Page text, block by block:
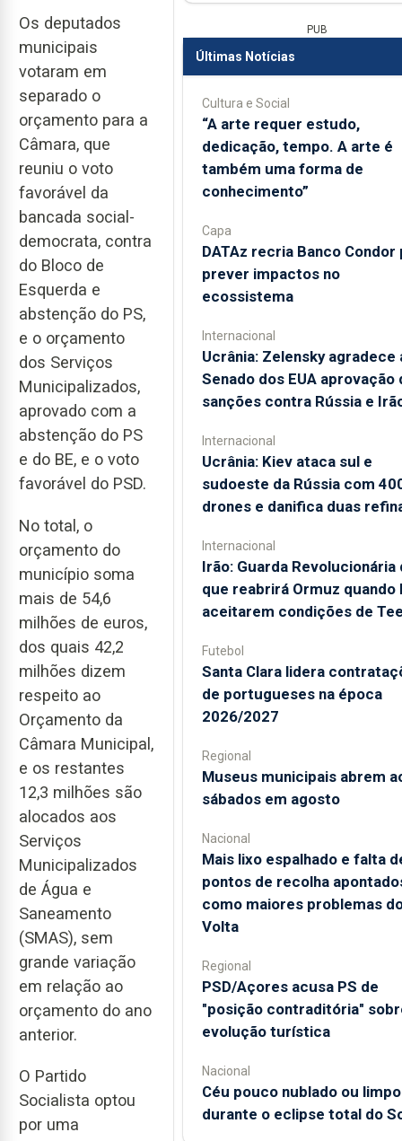
Os deputados
municipais
votaram em
separado o
orçamento para a
Câmara, que
reuniu o voto
favorável da
bancada social-
democrata, contra
do Bloco de
Esquerda e
abstenção do PS,
e o orçamento
dos Serviços
Municipalizados,
aprovado com a
abstenção do PS
e do BE, e o voto
favorável do PSD.
No total, o
orçamento do
município soma
mais de 54,6
milhões de euros,
dos quais 42,2
milhões dizem
respeito ao
Orçamento da
Câmara Municipal,
e os restantes
12,3 milhões são
alocados aos
Serviços
Municipalizados
de Água e
Saneamento
(SMAS), sem
grande variação
em relação ao
orçamento do ano
anterior.
O Partido
Socialista optou
por uma
PUB
Últimas Notícias
Cultura e Social
“A arte requer estudo,
dedicação, tempo. A arte é
também uma forma de
conhecimento”
Capa
DATAz recria Banco Condor
prever impactos no
ecossistema
Internacional
Ucrânia: Zelensky agradece
Senado dos EUA aprovação
sanções contra Rússia e
Internacional
Ucrânia: Kiev ataca sul e
sudoeste da Rússia com
drones e danifica duas
Internacional
Irão: Guarda Revolucionária
que reabrirá Ormuz quando
aceitarem condições de
Futebol
Santa Clara lidera
de portugueses na época
2026/2027
Regional
Museus municipais abrem
sábados em agosto
Nacional
Mais lixo espalhado e falta
pontos de recolha
como maiores problemas
Volta
Regional
PSD/Açores acusa PS de
"posição contraditória"
evolução turística
Nacional
Céu pouco nublado ou limpo
durante o eclipse total do